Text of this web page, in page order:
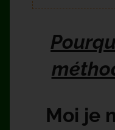
Moi je